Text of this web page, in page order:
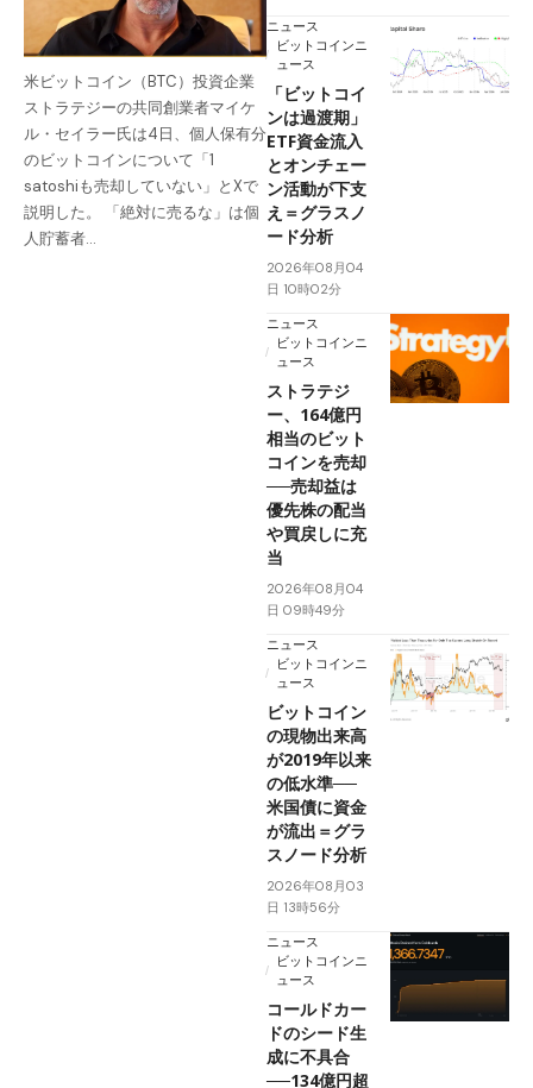
米ビットコイン（BTC）投資企業
ストラテジーの共同創業者マイケ
ル・セイラー氏は4日、個人保有分
のビットコインについて「1
satoshiも売却していない」とXで
説明した。 「絶対に売るな」は個
人貯蓄者…
ニュース
ビットコインニ
ュース
「ビットコイ
ンは過渡期」
ETF資金流入
とオンチェー
ン活動が下支
え＝グラスノ
ード分析
2026年08月04
日 10時02分
ニュース
ビットコインニ
ュース
ストラテジ
ー、164億円
相当のビット
コインを売却
──売却益は
優先株の配当
や買戻しに充
当
2026年08月04
日 09時49分
ニュース
ビットコインニ
ュース
ビットコイン
の現物出来高
が2019年以来
の低水準──
米国債に資金
が流出＝グラ
スノード分析
2026年08月03
日 13時56分
ニュース
ビットコインニ
ュース
コールドカー
ドのシード生
成に不具合
──134億円超